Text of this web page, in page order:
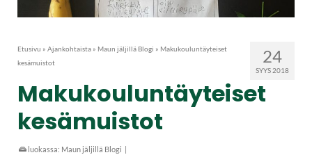
24
SYYS 2018
Etusivu » Ajankohtaista » Maun jäljillä Blogi » Makukouluntäyteiset
kesämuistot
Makukouluntäyteiset
kesämuistot
luokassa: Maun jäljillä Blogi |